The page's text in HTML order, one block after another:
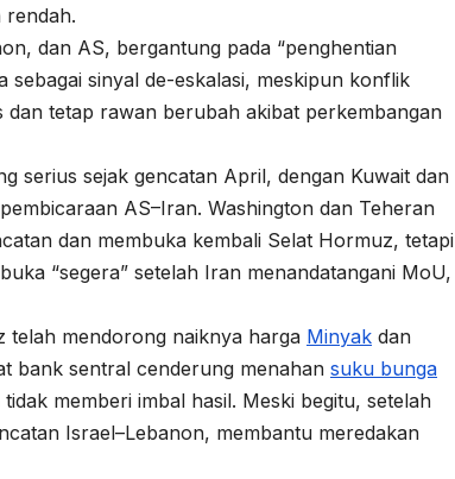
rendah.
dan AS, bergantung pada “penghentian
sebagai sinyal de-eskalasi, meskipun konflik
tetap rawan berubah akibat perkembangan
serius sejak gencatan April, dengan Kuwait dan
AS–Iran. Washington dan Teheran
dan membuka kembali Selat Hormuz, tetapi
“segera” setelah Iran menandatangani MoU,
telah mendorong naiknya harga Minyak dan
bank sentral cenderung menahan suku bunga
memberi imbal hasil. Meski begitu, setelah
Israel–Lebanon, membantu meredakan